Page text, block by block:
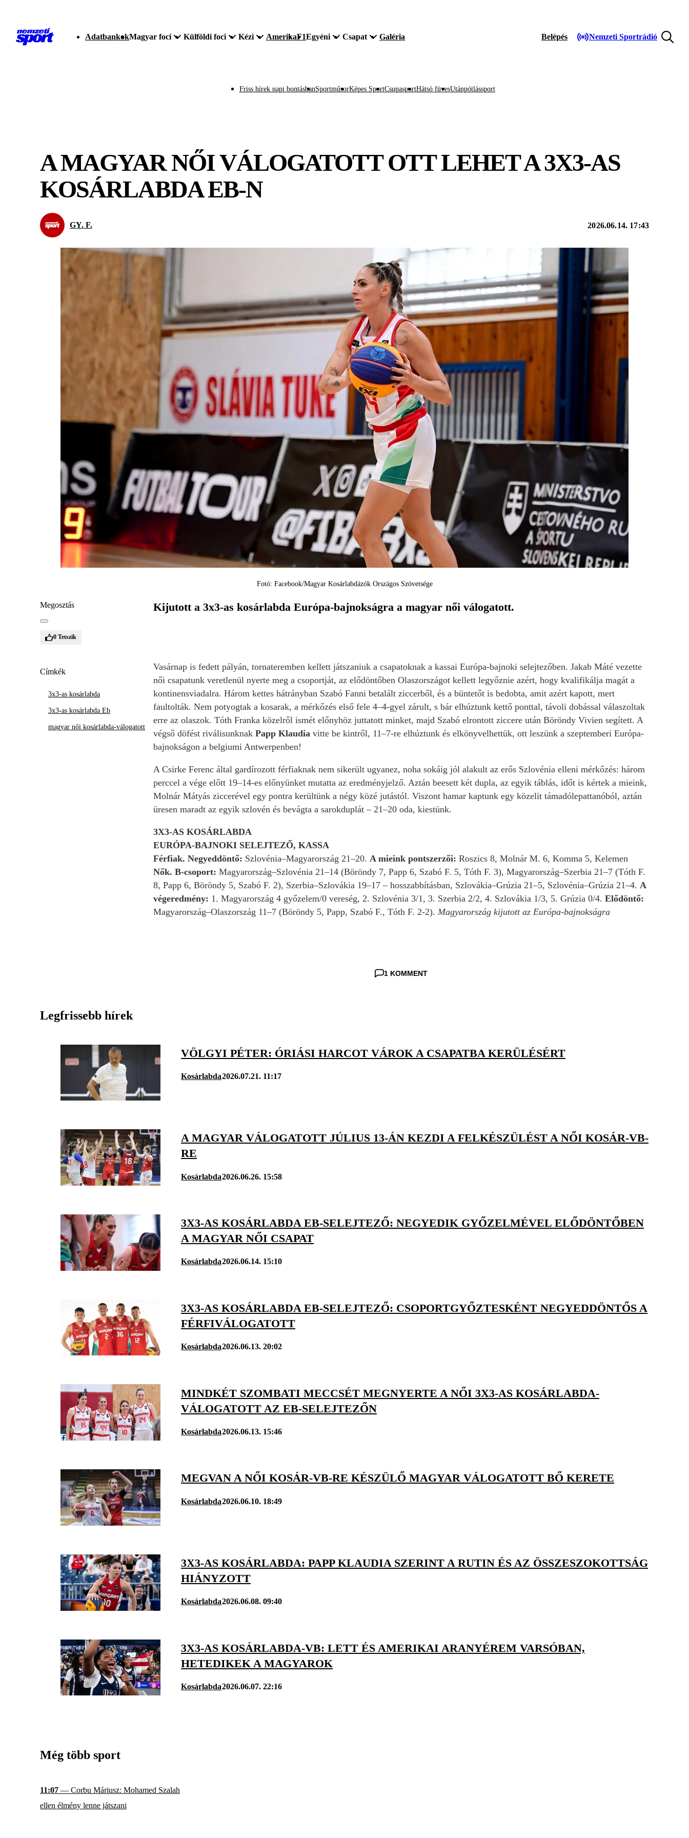
AdatbankokMagyar foci Külföldi foci Kézi AmerikaF1Egyéni Csapat Galéria Belépés Nemzeti Sportrádió
Friss hírek napi bontásbanSportműsorKépes SportCsupasportHátsó füvesUtánpótlássport
A MAGYAR NŐI VÁLOGATOTT OTT LEHET A 3X3-AS
KOSÁRLABDA EB-N
GY. F. 2026.06.14. 17:43
Fotó: Facebook/Magyar Kosárlabdázók Országos Szövetsége
Megosztás
0 Tetszik
Címkék
3x3-as kosárlabda
3x3-as kosárlabda Eb
magyar női kosárlabda-válogatott
Kijutott a 3x3-as kosárlabda Európa-bajnokságra a magyar női válogatott.
Vasárnap is fedett pályán, tornateremben kellett játszaniuk a csapatoknak a kassai Európa-bajnoki selejtezőben. Jakab Máté vezette
női csapatunk veretlenül nyerte meg a csoportját, az elődöntőben Olaszországot kellett legyőznie azért, hogy kvalifikálja magát a
kontinensviadalra. Három kettes hátrányban Szabó Fanni betalált ziccerből, és a büntetőt is bedobta, amit azért kapott, mert
faultolták. Nem potyogtak a kosarak, a mérkőzés első fele 4–4-gyel zárult, s bár elhúztunk kettő ponttal, távoli dobással válaszoltak
erre az olaszok. Tóth Franka közelről ismét előnyhöz juttatott minket, majd Szabó elrontott ziccere után Böröndy Vivien segített. A
végső döfést riválisunknak Papp Klaudia vitte be kintről, 11–7-re elhúztunk és elkönyvelhettük, ott leszünk a szeptemberi Európa-
bajnokságon a belgiumi Antwerpenben!
A Csirke Ferenc által gardírozott férfiaknak nem sikerült ugyanez, noha sokáig jól alakult az erős Szlovénia elleni mérkőzés: három
perccel a vége előtt 19–14-es előnyünket mutatta az eredményjelző. Aztán beesett két dupla, az egyik táblás, időt is kértek a mieink,
Molnár Mátyás ziccerével egy pontra kerültünk a négy közé jutástól. Viszont hamar kaptunk egy közelit támadólepattanóból, aztán
üresen maradt az egyik szlovén és bevágta a sarokduplát – 21–20 oda, kiestünk.
3X3-AS KOSÁRLABDA
EURÓPA-BAJNOKI SELEJTEZŐ, KASSA
Férfiak. Negyeddöntő: Szlovénia–Magyarország 21–20. A mieink pontszerzői: Roszics 8, Molnár M. 6, Komma 5, Kelemen
Nők. B-csoport: Magyarország–Szlovénia 21–14 (Böröndy 7, Papp 6, Szabó F. 5, Tóth F. 3), Magyarország–Szerbia 21–7 (Tóth F.
8, Papp 6, Böröndy 5, Szabó F. 2), Szerbia–Szlovákia 19–17 – hosszabbításban, Szlovákia–Grúzia 21–5, Szlovénia–Grúzia 21–4. A
végeredmény: 1. Magyarország 4 győzelem/0 vereség, 2. Szlovénia 3/1, 3. Szerbia 2/2, 4. Szlovákia 1/3, 5. Grúzia 0/4. Elődöntő:
Magyarország–Olaszország 11–7 (Böröndy 5, Papp, Szabó F., Tóth F. 2-2). Magyarország kijutott az Európa-bajnokságra
1 KOMMENT
Legfrissebb hírek
VÖLGYI PÉTER: ÓRIÁSI HARCOT VÁROK A CSAPATBA KERÜLÉSÉRT
Kosárlabda2026.07.21. 11:17
A MAGYAR VÁLOGATOTT JÚLIUS 13-ÁN KEZDI A FELKÉSZÜLÉST A NŐI KOSÁR-VB-
RE
Kosárlabda2026.06.26. 15:58
3X3-AS KOSÁRLABDA EB-SELEJTEZŐ: NEGYEDIK GYŐZELMÉVEL ELŐDÖNTŐBEN
A MAGYAR NŐI CSAPAT
Kosárlabda2026.06.14. 15:10
3X3-AS KOSÁRLABDA EB-SELEJTEZŐ: CSOPORTGYŐZTESKÉNT NEGYEDDÖNTŐS A
FÉRFIVÁLOGATOTT
Kosárlabda2026.06.13. 20:02
MINDKÉT SZOMBATI MECCSÉT MEGNYERTE A NŐI 3X3-AS KOSÁRLABDA-
VÁLOGATOTT AZ EB-SELEJTEZŐN
Kosárlabda2026.06.13. 15:46
MEGVAN A NŐI KOSÁR-VB-RE KÉSZÜLŐ MAGYAR VÁLOGATOTT BŐ KERETE
Kosárlabda2026.06.10. 18:49
3X3-AS KOSÁRLABDA: PAPP KLAUDIA SZERINT A RUTIN ÉS AZ ÖSSZESZOKOTTSÁG
HIÁNYZOTT
Kosárlabda2026.06.08. 09:40
3X3-AS KOSÁRLABDA-VB: LETT ÉS AMERIKAI ARANYÉREM VARSÓBAN,
HETEDIKEK A MAGYAROK
Kosárlabda2026.06.07. 22:16
Még több sport
11:07 — Corbu Máriusz: Mohamed Szalah
ellen élmény lenne játszani